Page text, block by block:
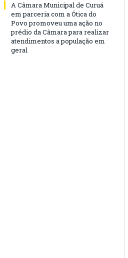
A Câmara Municipal de Curuá
em parceria com a Ótica do
Povo promoveu uma ação no
prédio da Câmara para realizar
atendimentos a população em
geral